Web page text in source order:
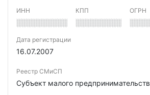
ИНН
░░░░░░░░░░
КПП
░░░░░░░░░
ОГРН
Дата регистрации
16.07.2007
Реестр СМиСП
Субъект малого